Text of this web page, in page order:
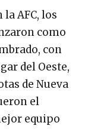
AFC, los
como
con
del Oeste,
de Nueva
el
equipo